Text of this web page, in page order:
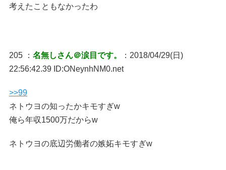
考えたこともなかったわ
205 ： 名無しさん＠涙目です。
：2018/04/29(日)
22:56:42.39 ID:ONeynhNM0.net
>>99
ネトウヨの知ったかキモすぎw
俺ら年収1500万だからw
ネトウヨの底辺労働者の嫉妬キモすぎw